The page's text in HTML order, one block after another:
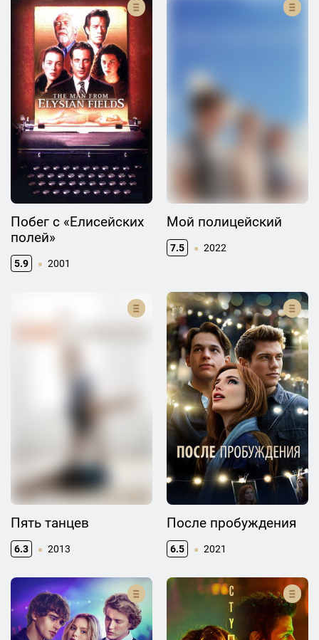
Побег с «Елисейских
полей»
5.9 2001
Мой полицейский
7.5 2022
Пять танцев
6.3 2013
После пробуждения
6.5 2021